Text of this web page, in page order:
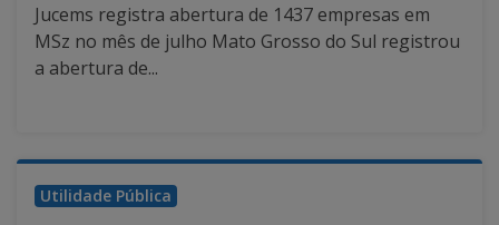
Jucems registra abertura de 1437 empresas em
MSz no mês de julho Mato Grosso do Sul registrou
a abertura de...
Utilidade Pública